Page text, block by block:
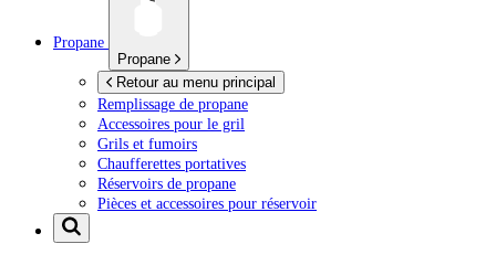
Propane
Propane
Retour au menu principal
Remplissage de propane
Accessoires pour le gril
Grils et fumoirs
Chaufferettes portatives
Réservoirs de propane
Pièces et accessoires pour réservoir